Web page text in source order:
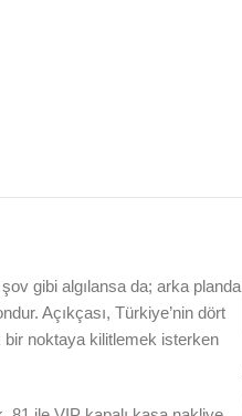
gibi algılansa da; arka planda
Açıkçası, Türkiye’nin dört
bir noktaya kilitlemek isterken